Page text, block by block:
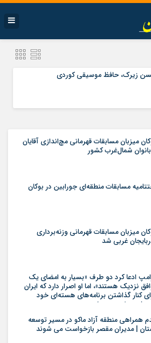
زیرک، حافظ موسیقی کوردی
میزبان مسابقات قهرمانی مچ‌اندازی آقایان
شمال‌غرب کشور
مسابقات منطقه‌ای جورابین در بوکان
میزبان مسابقات قهرمانی وزنه‌برداری
غربی شد
ادعا کرد دو طرف «بسیار به امضای یک
نزدیک هستند»، اما او اصرار دارد که ایران
کنار گذاشتن برنامه‌های هسته‌ای خود
بیشتری بردارد
همراهی منطقه آزاد ماکو در مسیر توسعه
| مدیران مقصر بازخواست می شوند